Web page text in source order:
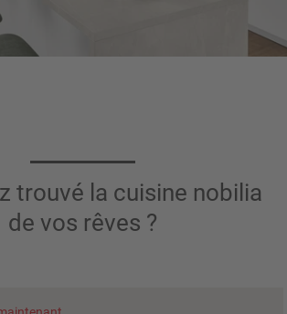
trouvé la cuisine nobilia
de vos rêves ?